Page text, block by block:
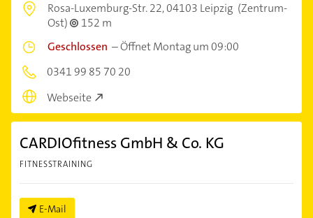
Rosa-Luxemburg-Str. 22,04103 Leipzig (Zentrum-
Ost)
152 m
Geschlossen –Öffnet Montag um 09:00
0341 99 85 70 20
Webseite
CARDIOfitness GmbH & Co. KG
FITNESSTRAINING
E-Mail